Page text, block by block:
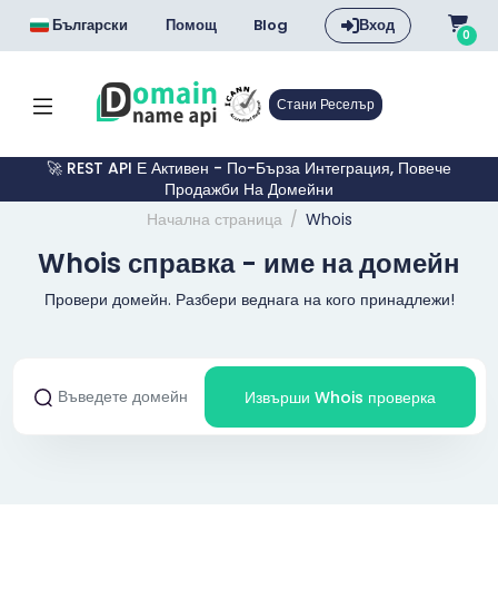
Български Помощ Blog Вход 0
Стани Реселър
🚀 REST API Е Активен - По-Бърза Интеграция, Повече
Продажби На Домейни
Начална страница
Whois
Whois справка - име на домейн
Провери домейн. Разбери веднага на кого принадлежи!
Извърши Whois проверка